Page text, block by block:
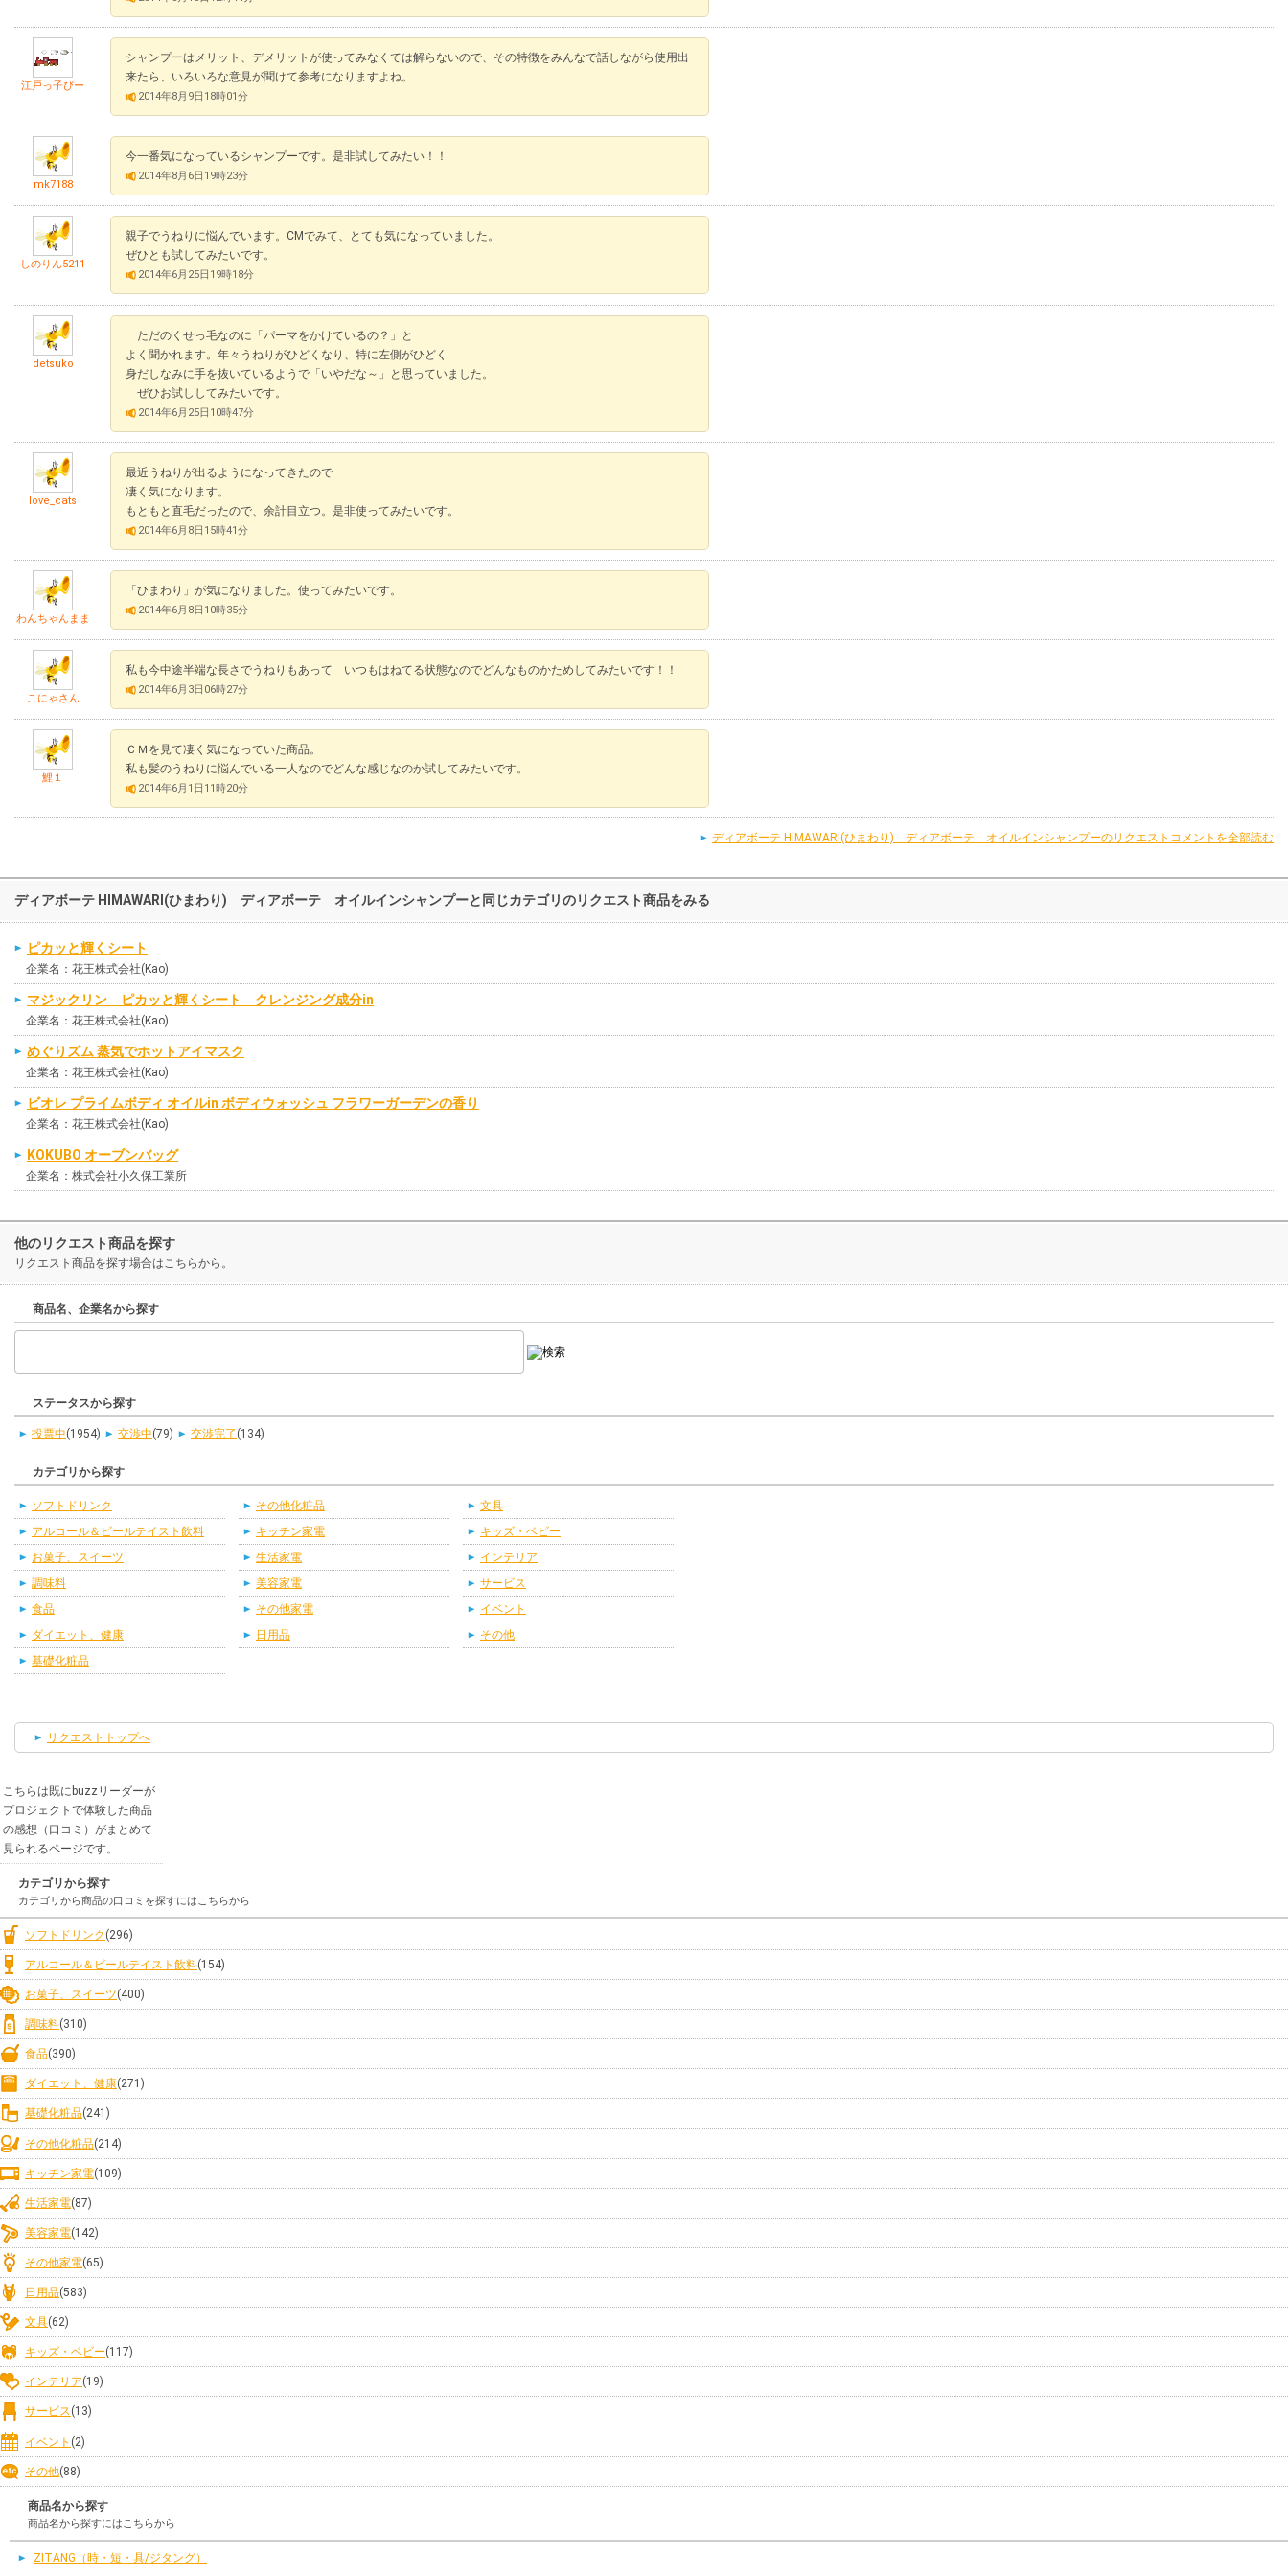
江戸っ子ぴー
シャンプーはメリット、デメリットが使ってみなくては解らないので、その特徴をみんなで話しながら使用出
来たら、いろいろな意見が聞けて参考になりますよね。
2014年8月9日18時01分
mk7188
今一番気になっているシャンプーです。是非試してみたい！！
2014年8月6日19時23分
しのりん5211
親子でうねりに悩んでいます。CMでみて、とても気になっていました。
ぜひとも試してみたいです。
2014年6月25日19時18分
detsuko
ただのくせっ毛なのに「パーマをかけているの？」と
よく聞かれます。年々うねりがひどくなり、特に左側がひどく
身だしなみに手を抜いているようで「いやだな～」と思っていました。
ぜひお試ししてみたいです。
2014年6月25日10時47分
love_cats
最近うねりが出るようになってきたので
凄く気になります。
もともと直毛だったので、余計目立つ。是非使ってみたいです。
2014年6月8日15時41分
わんちゃんまま
「ひまわり」が気になりました。使ってみたいです。
2014年6月8日10時35分
こにゃさん
私も今中途半端な長さでうねりもあって いつもはねてる状態なのでどんなものかためしてみたいです！！
2014年6月3日06時27分
鯉１
ＣＭを見て凄く気になっていた商品。
私も髪のうねりに悩んでいる一人なのでどんな感じなのか試してみたいです。
2014年6月1日11時20分
ディアボーテ HIMAWARI(ひまわり) ディアボーテ オイルインシャンプーのリクエストコメントを全部読む
ディアボーテ HIMAWARI(ひまわり) ディアボーテ オイルインシャンプーと同じカテゴリのリクエスト商品をみる
ピカッと輝くシート
企業名：花王株式会社(Kao)
マジックリン ピカッと輝くシート クレンジング成分in
企業名：花王株式会社(Kao)
めぐりズム 蒸気でホットアイマスク
企業名：花王株式会社(Kao)
ビオレ プライムボディ オイルin ボディウォッシュ フラワーガーデンの香り
企業名：花王株式会社(Kao)
KOKUBO オーブンバッグ
企業名：株式会社小久保工業所
他のリクエスト商品を探す
リクエスト商品を探す場合はこちらから。
商品名、企業名から探す
ステータスから探す
投票中(1954) 交渉中(79) 交渉完了 (134)
カテゴリから探す
ソフトドリンク
アルコール＆ビールテイスト飲料
お菓子、スイーツ
調味料
食品
ダイエット、健康
基礎化粧品
その他化粧品
キッチン家電
生活家電
美容家電
その他家電
日用品
文具
キッズ・ベビー
インテリア
サービス
イベント
その他
リクエストトップへ
こちらは既にbuzzリーダーが
プロジェクトで体験した商品
の感想（口コミ）がまとめて
見られるページです。
カテゴリから探す
カテゴリから商品の口コミを探すにはこちらから
ソフトドリンク (296)
アルコール＆ビールテイスト飲料(154)
お菓子、スイーツ(400)
調味料(310)
食品(390)
ダイエット、健康(271)
基礎化粧品(241)
その他化粧品(214)
キッチン家電(109)
生活家電(87)
美容家電(142)
その他家電(65)
日用品(583)
文具(62)
キッズ・ベビー(117)
インテリア(19)
サービス(13)
イベント (2)
その他(88)
商品名から探す
商品名から探すにはこちらから
ZITANG（時・短・具/ジタング）